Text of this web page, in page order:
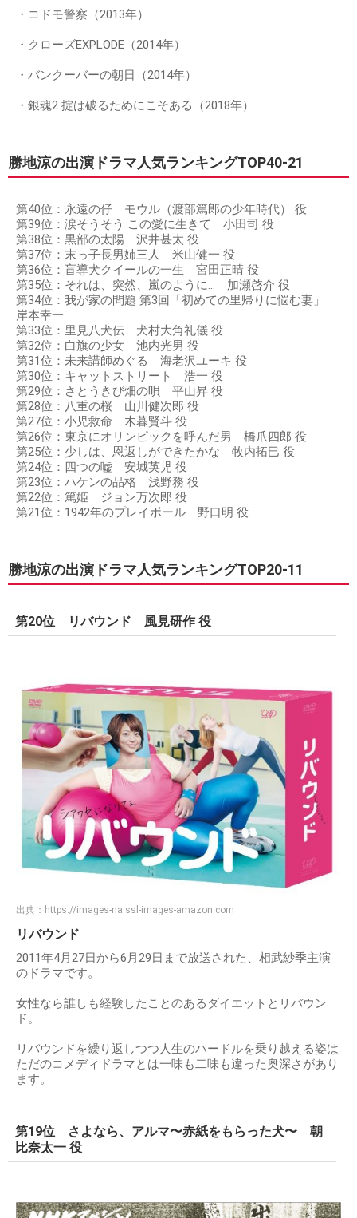
・コドモ警察（2013年）
・クローズEXPLODE（2014年）
・バンクーバーの朝日（2014年）
・銀魂2 掟は破るためにこそある（2018年）
勝地涼の出演ドラマ人気ランキングTOP40-21
第40位：永遠の仔 モウル（渡部篤郎の少年時代） 役
第39位：涙そうそう この愛に生きて 小田司 役
第38位：黒部の太陽 沢井甚太 役
第37位：末っ子長男姉三人 米山健一 役
第36位：盲導犬クイールの一生 宮田正晴 役
第35位：それは、突然、嵐のように… 加瀬啓介 役
第34位：我が家の問題 第3回「初めての里帰りに悩む妻」
岸本幸一
第33位：里見八犬伝 犬村大角礼儀 役
第32位：白旗の少女 池内光男 役
第31位：未来講師めぐる 海老沢ユーキ 役
第30位：キャットストリート 浩一 役
第29位：さとうきび畑の唄 平山昇 役
第28位：八重の桜 山川健次郎 役
第27位：小児救命 木暮賢斗 役
第26位：東京にオリンピックを呼んだ男 橋爪四郎 役
第25位：少しは、恩返しができたかな 牧内拓巳 役
第24位：四つの嘘 安城英児 役
第23位：ハケンの品格 浅野務 役
第22位：篤姫 ジョン万次郎 役
第21位：1942年のプレイボール 野口明 役
勝地涼の出演ドラマ人気ランキングTOP20-11
第20位 リバウンド 風見研作 役
出典： https://images-na.ssl-images-amazon.com
リバウンド
2011年4月27日から6月29日まで放送された、相武紗季主演
のドラマです。
女性なら誰しも経験したことのあるダイエットとリバウン
ド。
リバウンドを繰り返しつつ人生のハードルを乗り越える姿は
ただのコメディドラマとは一味も二味も違った奥深さがあり
ます。
第19位 さよなら、アルマ〜赤紙をもらった犬〜 朝
比奈太一 役